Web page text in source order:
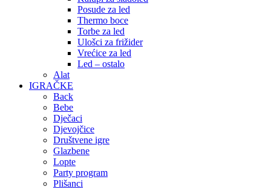
Posude za led
Thermo boce
Torbe za led
Ulošci za frižider
Vrećice za led
Led – ostalo
Alat
IGRAČKE
Back
Bebe
Dječaci
Djevojčice
Društvene igre
Glazbene
Lopte
Party program
Plišanci